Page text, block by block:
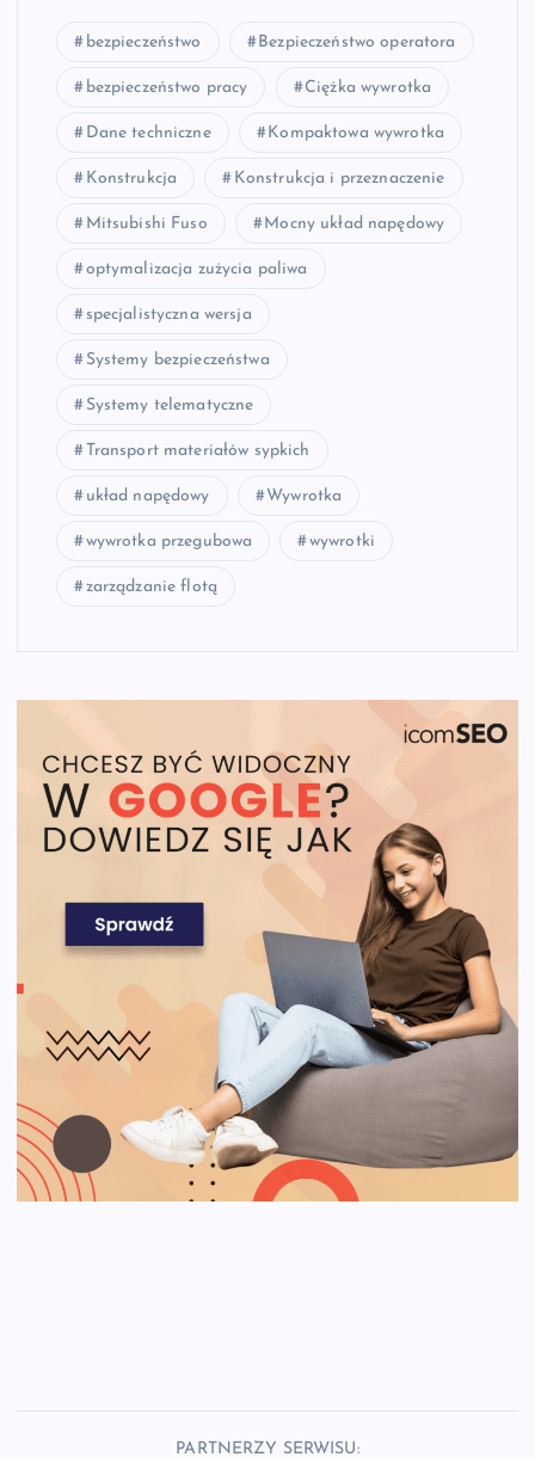
bezpieczeństwo Bezpieczeństwo operatora
bezpieczeństwo pracy Ciężka wywrotka
Dane techniczne Kompaktowa wywrotka
Konstrukcja Konstrukcja i przeznaczenie
Mitsubishi Fuso Mocny układ napędowy
optymalizacja zużycia paliwa
specjalistyczna wersja
Systemy bezpieczeństwa
Systemy telematyczne
Transport materiałów sypkich
układ napędowy Wywrotka
wywrotka przegubowa wywrotki
zarządzanie flotą
PARTNERZY SERWISU: